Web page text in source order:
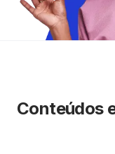
Vida Financeira
Conteúdos